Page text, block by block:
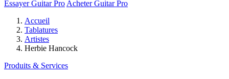
Essayer Guitar Pro Acheter Guitar Pro
Accueil
Tablatures
Artistes
Herbie Hancock
Produits & Services